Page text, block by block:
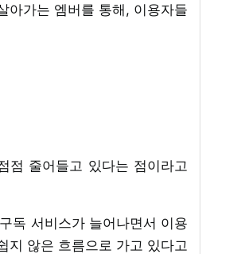
아가는 엠버를 통해, 이용자들
점 줄어들고 있다는 점이라고
독 서비스가 늘어나면서 이용
지 않은 흐름으로 가고 있다고